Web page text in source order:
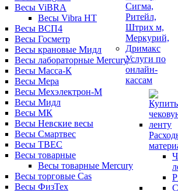
Весы ViBRA
Весы Vibra HT
Весы ВСП4
Весы Госметр
Весы крановые Мидл
Весы лабораторные Mercury
Весы Масса-К
Весы Мера
Весы Мехэлектрон-М
Весы Мидл
Весы МК
Весы Невские весы
Весы Смартвес
Весы ТВЕС
Весы товарные
Весы товарные Mercury
Весы торговые Cas
Весы ФизТех
Услуги по
онлайн-
кассам